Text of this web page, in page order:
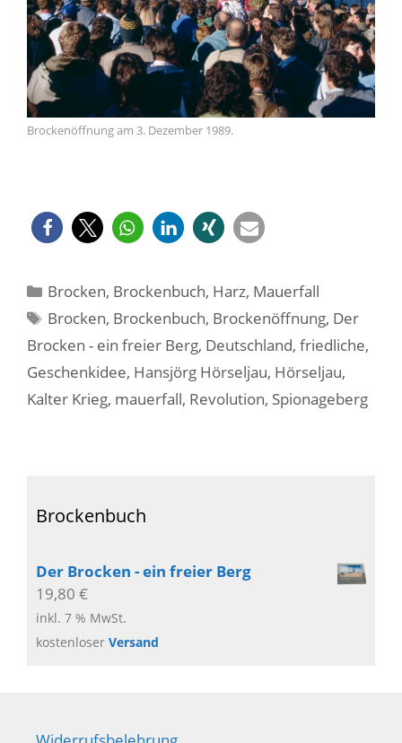
Brockenöffnung am 3. Dezember 1989.
Kategorien
Brocken, Brockenbuch, Harz, Mauerfall
Schlagwörter
Brocken, Brockenbuch, Brockenöffnung, Der
Brocken - ein freier Berg, Deutschland, friedliche,
Geschenkidee, Hansjörg Hörseljau, Hörseljau,
Kalter Krieg, mauerfall, Revolution, Spionageberg
Brockenbuch
Der Brocken - ein freier Berg
19,80 €
inkl. 7 % MwSt.
kostenloser Versand